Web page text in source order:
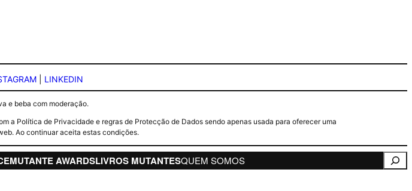
LINKEDIN
e beba com moderação.
a Política de Privacidade e regras de Protecção de Dados sendo apenas usada para oferecer uma
Ao continuar aceita estas condições.
MUTANTE AWARDSLIVROS MUTANTESQUEM SOMOS